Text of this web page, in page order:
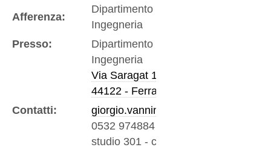
Afferenza:
Dipartimento di
Ingegneria
Presso:
Dipartimento di
Ingegneria
Via Saragat 1
44122 - Ferrara
Contatti:
giorgio.vannini@unife.it
0532 974884
studio 301 - corpo a